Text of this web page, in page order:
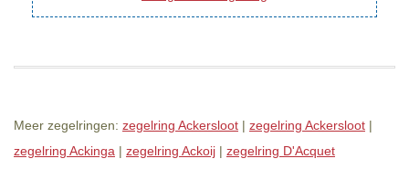
Meer zegelringen: zegelring Ackersloot | zegelring Ackersloot |
zegelring Ackinga | zegelring Ackoij | zegelring D'Acquet